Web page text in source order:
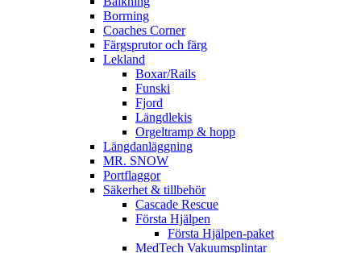
Borrning
Coaches Corner
Färgsprutor och färg
Lekland
Boxar/Rails
Funski
Fjord
Längdlekis
Orgeltramp & hopp
Längdanläggning
MR. SNOW
Portflaggor
Säkerhet & tillbehör
Cascade Rescue
Första Hjälpen
Första Hjälpen-paket
MedTech Vakuumsplintar